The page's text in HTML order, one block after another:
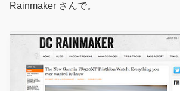
Rainmaker さんで。